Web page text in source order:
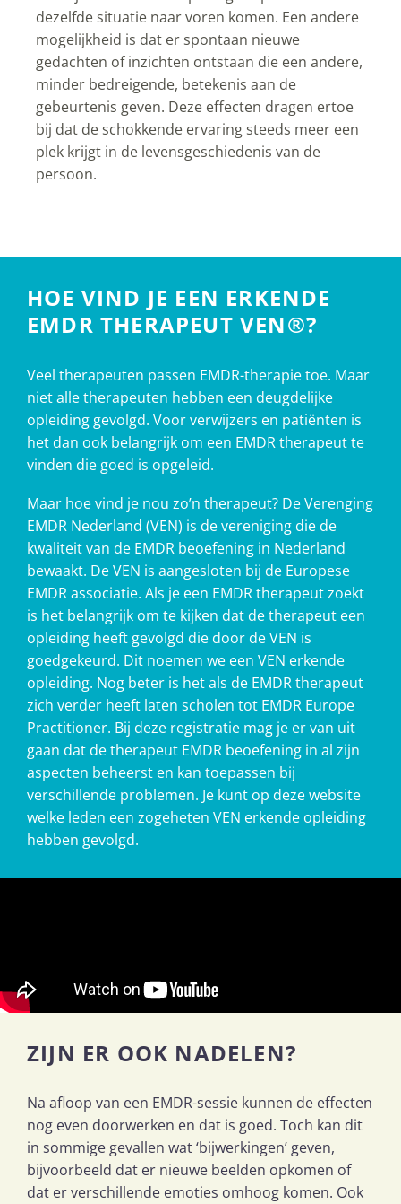
dezelfde situatie naar voren komen. Een andere
mogelijkheid is dat er spontaan nieuwe
gedachten of inzichten ontstaan die een andere,
minder bedreigende, betekenis aan de
gebeurtenis geven. Deze effecten dragen ertoe
bij dat de schokkende ervaring steeds meer een
plek krijgt in de levensgeschiedenis van de
persoon.
HOE VIND JE EEN ERKENDE
EMDR THERAPEUT VEN®?
Veel therapeuten passen EMDR-therapie toe. Maar
niet alle therapeuten hebben een deugdelijke
opleiding gevolgd. Voor verwijzers en patiënten is
het dan ook belangrijk om een EMDR therapeut te
vinden die goed is opgeleid.
Maar hoe vind je nou zo’n therapeut? De Verenging
EMDR Nederland (VEN) is de vereniging die de
kwaliteit van de EMDR beoefening in Nederland
bewaakt. De VEN is aangesloten bij de Europese
EMDR associatie. Als je een EMDR therapeut zoekt
is het belangrijk om te kijken dat de therapeut een
opleiding heeft gevolgd die door de VEN is
goedgekeurd. Dit noemen we een VEN erkende
opleiding. Nog beter is het als de EMDR therapeut
zich verder heeft laten scholen tot EMDR Europe
Practitioner. Bij deze registratie mag je er van uit
gaan dat de therapeut EMDR beoefening in al zijn
aspecten beheerst en kan toepassen bij
verschillende problemen. Je kunt op deze website
welke leden een zogeheten VEN erkende opleiding
hebben gevolgd.
ZIJN ER OOK NADELEN?
Na afloop van een EMDR-sessie kunnen de effecten
nog even doorwerken en dat is goed. Toch kan dit
in sommige gevallen wat ‘bijwerkingen’ geven,
bijvoorbeeld dat er nieuwe beelden opkomen of
dat er verschillende emoties omhoog komen. Ook